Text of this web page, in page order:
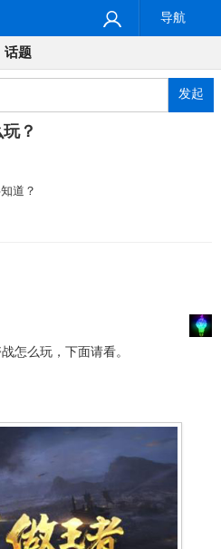
导航
话题
发起
？
道？
么玩，下面请看。